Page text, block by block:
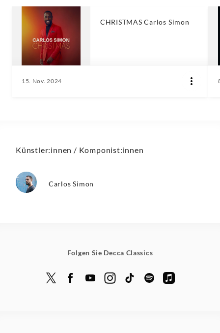
CHRISTMAS Carlos Simon
15. Nov. 2024
Künstler:innen / Komponist:innen
Carlos Simon
Folgen Sie Decca Classics